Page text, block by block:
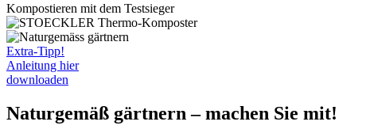
Kompostieren mit dem Testsieger
Extra-Tipp!
Anleitung hier
downloaden
Naturgemäß gärtnern – machen Sie mit!